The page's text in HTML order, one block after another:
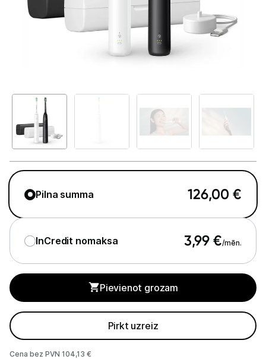
Telefoni, planšetdatori
Viedierīces
Sadzīves tehnika
Ķermeņa kopšana
Veselība
Elektriskās zobu birstes
Alkometri
Masāžas ierīces
Sejas kopšanas ierīces
Asinsspiediena mērītāji
Pilna summa 126,00 €
InCredit nomaksa 3,99 €/mēn.
Pievienot grozam
Pirkt uzreiz
Cena bez PVN 104,13 €